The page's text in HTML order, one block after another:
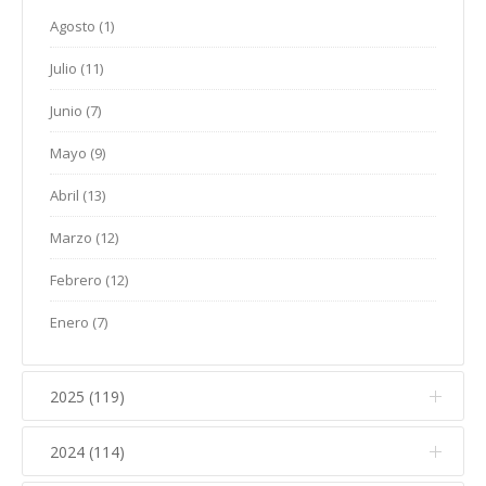
Agosto (1)
Julio (11)
Junio (7)
Mayo (9)
Abril (13)
Marzo (12)
Febrero (12)
Enero (7)
2025 (119)
Diciembre (12)
2024 (114)